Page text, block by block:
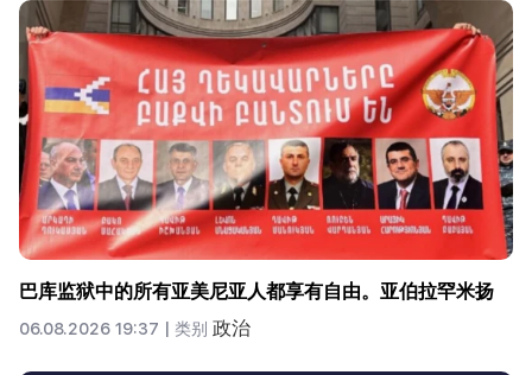
巴库监狱中的所有亚美尼亚人都享有自由。亚伯拉罕米扬
06.08.2026 19:37 | 类别 政治